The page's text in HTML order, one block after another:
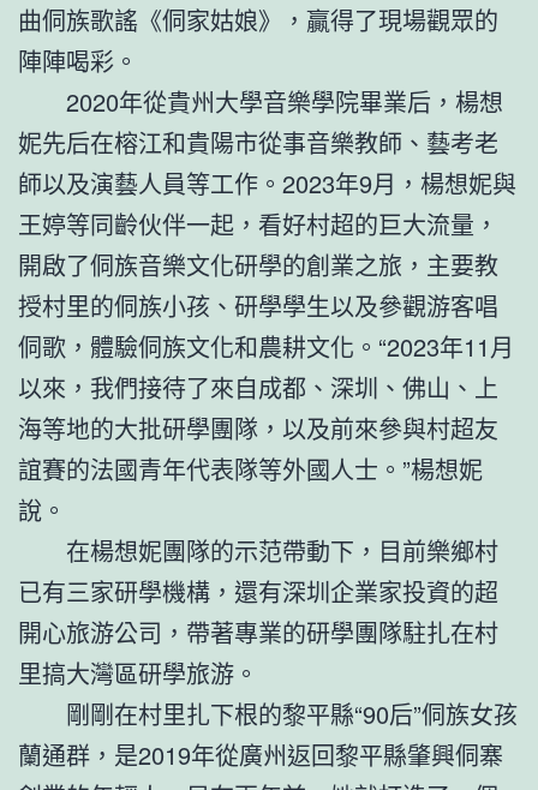
曲侗族歌謠《侗家姑娘》，贏得了現場觀眾的
陣陣喝彩。
2020年從貴州大學音樂學院畢業后，楊想
妮先后在榕江和貴陽市從事音樂教師、藝考老
師以及演藝人員等工作。2023年9月，楊想妮與
王婷等同齡伙伴一起，看好村超的巨大流量，
開啟了侗族音樂文化研學的創業之旅，主要教
授村里的侗族小孩、研學學生以及參觀游客唱
侗歌，體驗侗族文化和農耕文化。“2023年11月
以來，我們接待了來自成都、深圳、佛山、上
海等地的大批研學團隊，以及前來參與村超友
誼賽的法國青年代表隊等外國人士。”楊想妮
說。
在楊想妮團隊的示范帶動下，目前樂鄉村
已有三家研學機構，還有深圳企業家投資的超
開心旅游公司，帶著專業的研學團隊駐扎在村
里搞大灣區研學旅游。
剛剛在村里扎下根的黎平縣“90后”侗族女孩
蘭通群，是2019年從廣州返回黎平縣肇興侗寨